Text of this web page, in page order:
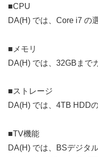
■CPU
DA(H) では、Core i7 の
■メモリ
DA(H) では、32GBまで
■ストレージ
DA(H) では、4TB HDD
■TV機能
DA(H) では、BSデジタ